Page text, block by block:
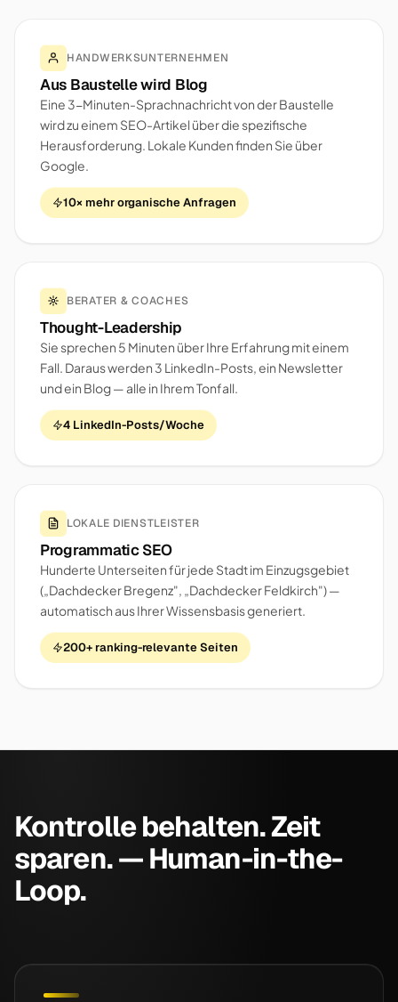
HANDWERKSUNTERNEHMEN
Aus Baustelle wird Blog
Eine 3-Minuten-Sprachnachricht von der Baustelle
wird zu einem SEO-Artikel über die spezifische
Herausforderung. Lokale Kunden finden Sie über
Google.
10× mehr organische Anfragen
BERATER & COACHES
Thought-Leadership
Sie sprechen 5 Minuten über Ihre Erfahrung mit einem
Fall. Daraus werden 3 LinkedIn-Posts, ein Newsletter
und ein Blog — alle in Ihrem Tonfall.
4 LinkedIn-Posts/Woche
LOKALE DIENSTLEISTER
Programmatic SEO
Hunderte Unterseiten für jede Stadt im Einzugsgebiet
(„Dachdecker Bregenz", „Dachdecker Feldkirch") —
automatisch aus Ihrer Wissensbasis generiert.
200+ ranking-relevante Seiten
Kontrolle behalten. Zeit
sparen. — Human-in-the-
Loop.